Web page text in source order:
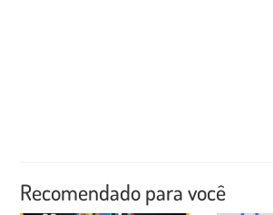
Recomendado para você